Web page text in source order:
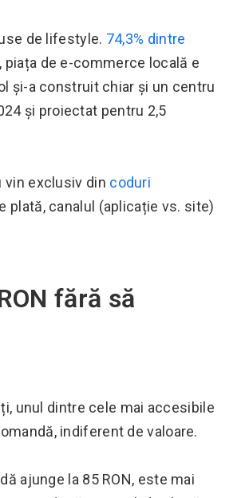
de lifestyle. 74,3% dintre
de e-commerce locală e
și-a construit chiar și un centru
și proiectat pentru 2,5
vin exclusiv din coduri
plată, canalul (aplicație vs. site)
fără să
unul dintre cele mai accesibile
indiferent de valoare.
ajunge la 85 RON, este mai